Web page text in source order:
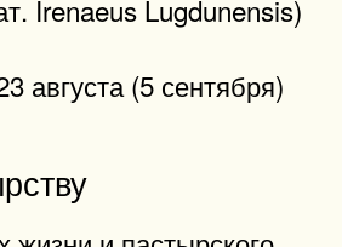
Irenaeus Lugdunensis)
августа (5 сентября)